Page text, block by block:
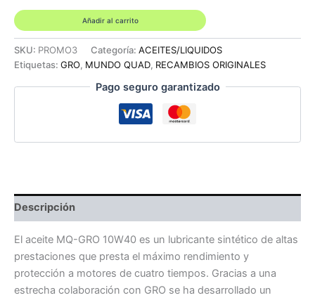
Aceite
MQ-
GRO
OIL
para
4T
de
Añadir al carrito
SKU: PROMO3 Categoría: ACEITES/LIQUIDOS
Etiquetas: GRO, MUNDO QUAD, RECAMBIOS ORIGINALES
Pago seguro garantizado
Descripción
El aceite MQ-GRO 10W40 es un lubricante sintético de altas
prestaciones que presta el máximo rendimiento y
protección a motores de cuatro tiempos. Gracias a una
estrecha colaboración con GRO se ha desarrollado un